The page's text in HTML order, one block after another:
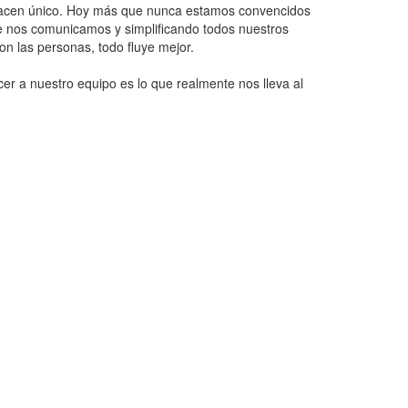
único. Hoy más que nunca estamos convencidos
comunicamos y simplificando todos nuestros
las personas, todo fluye mejor.
a nuestro equipo es lo que realmente nos lleva al